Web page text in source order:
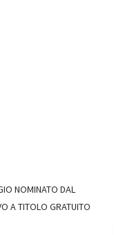
NOMINATO DAL
A TITOLO GRATUITO